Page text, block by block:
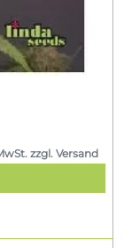
zzgl. Versand